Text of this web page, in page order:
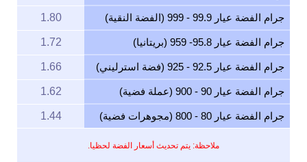
ملاحظة: يتم تحديث أسعار الفضة لحظيا.
جرام الفضة عيار 99.9 - 999 (الفضة النقية) 1.80
جرام الفضة عيار 95.8- 959 (بريتانيا) 1.72
جرام الفضة عيار 92.5 - 925 (فضة استرليني) 1.66
جرام الفضة عيار 90 - 900 (عملة فضية) 1.62
جرام الفضة عيار 80 - 800 (مجوهرات فضية) 1.44